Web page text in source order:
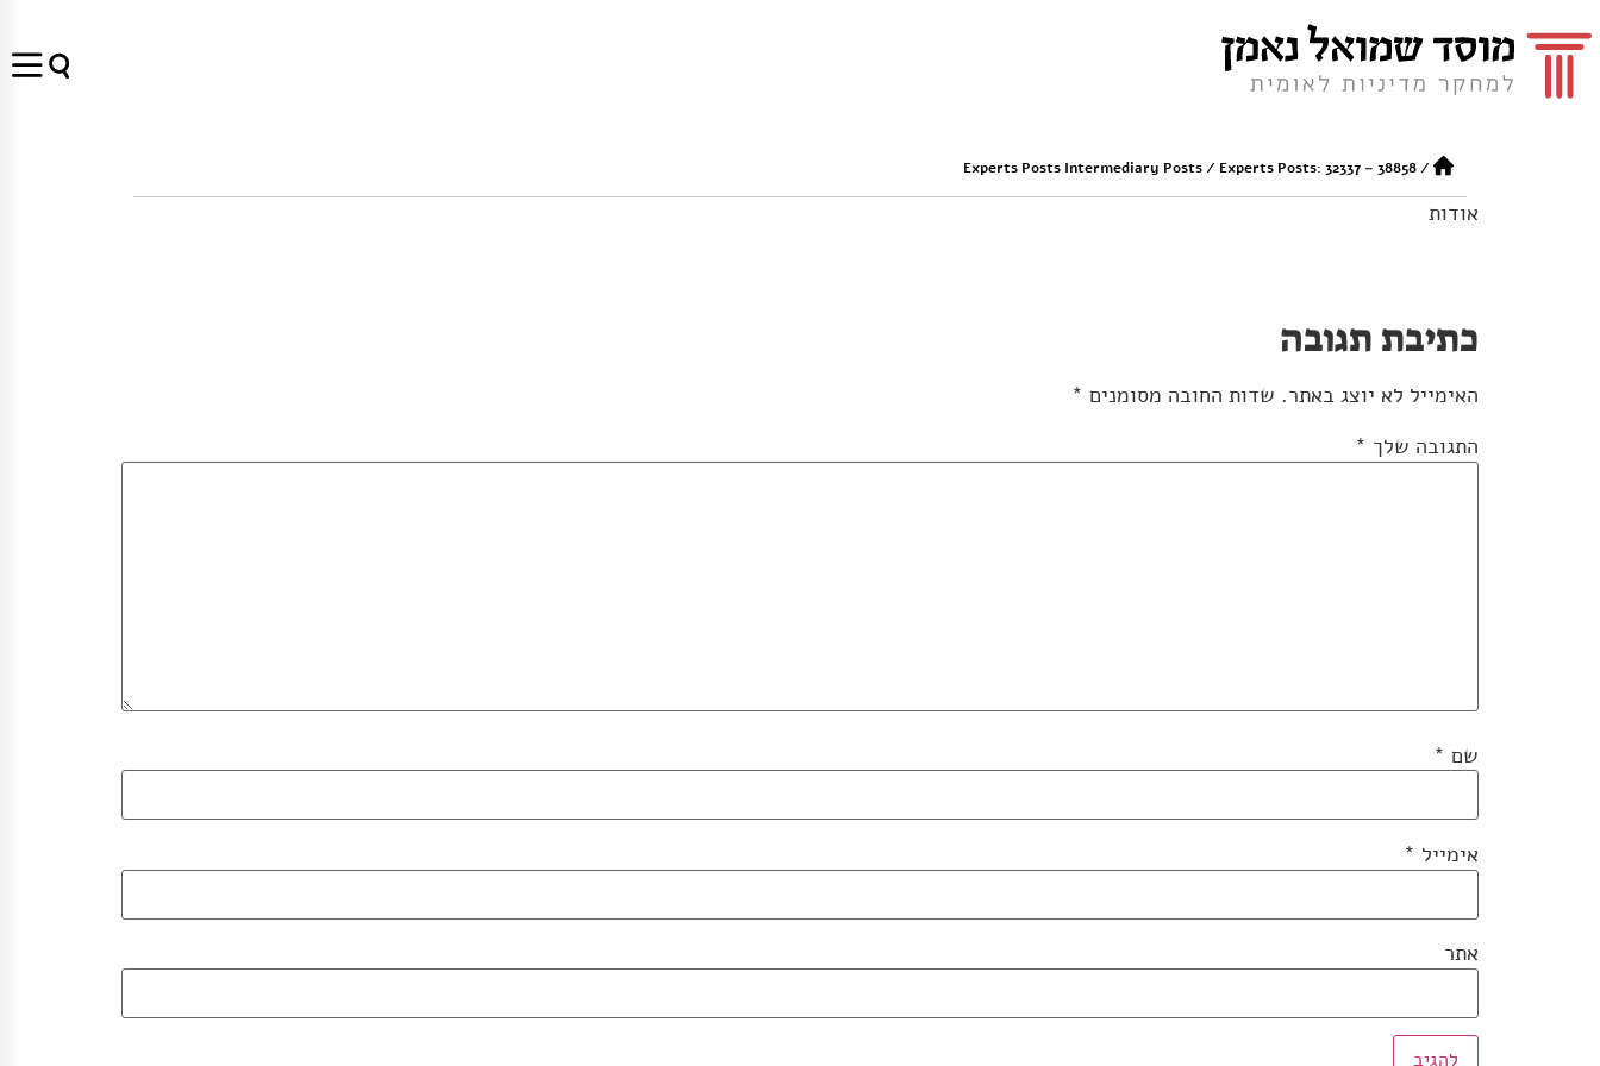
/
Experts Posts Intermediary Posts/ Experts Posts: 32337 – 38858
אודות
כתיבת תגובה
האימייל לא יוצג באתר. שדות החובה מסומנים *
התגובה שלך *
שם *
אימייל *
אתר